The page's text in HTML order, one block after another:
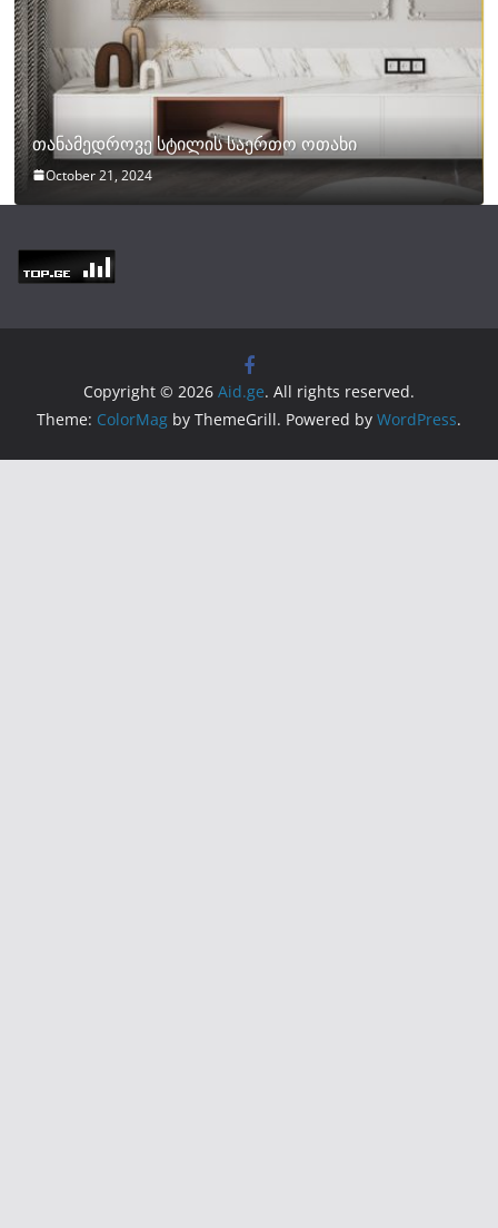
თანამედროვე სტილის საერთო ოთახი
October 21, 2024
Copyright © 2026 Aid.ge. All rights reserved.
Theme: ColorMag by ThemeGrill. Powered by WordPress.